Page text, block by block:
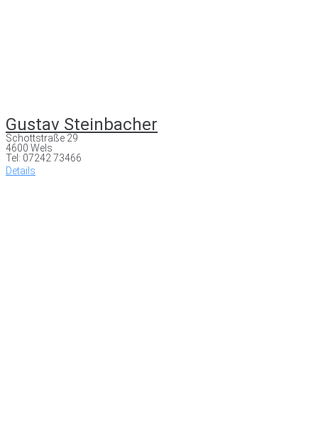
Gustav Steinbacher
Schottstraße 29
4600 Wels
Tel: 07242 73466
Details